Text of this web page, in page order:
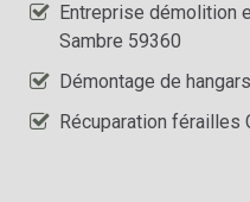
Entreprise démolition
Sambre 59360
Démontage de
Récuparation férailles